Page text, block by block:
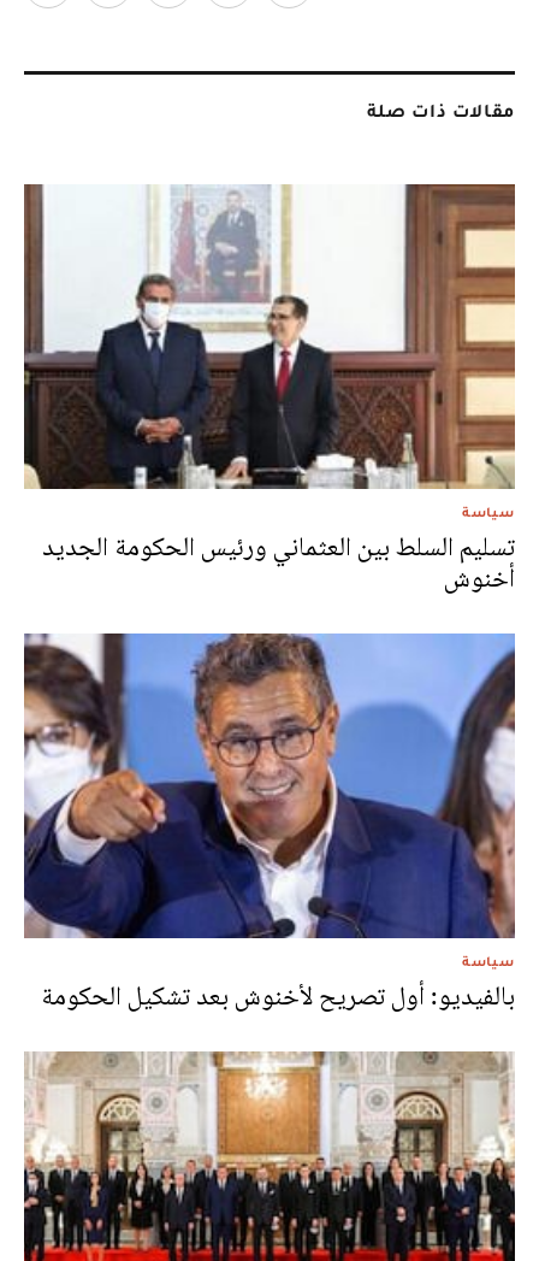
مقالات ذات صلة
سياسة
تسليم السلط بين العثماني ورئيس الحكومة الجديد
أخنوش
سياسة
بالفيديو: أول تصريح لأخنوش بعد تشكيل الحكومة